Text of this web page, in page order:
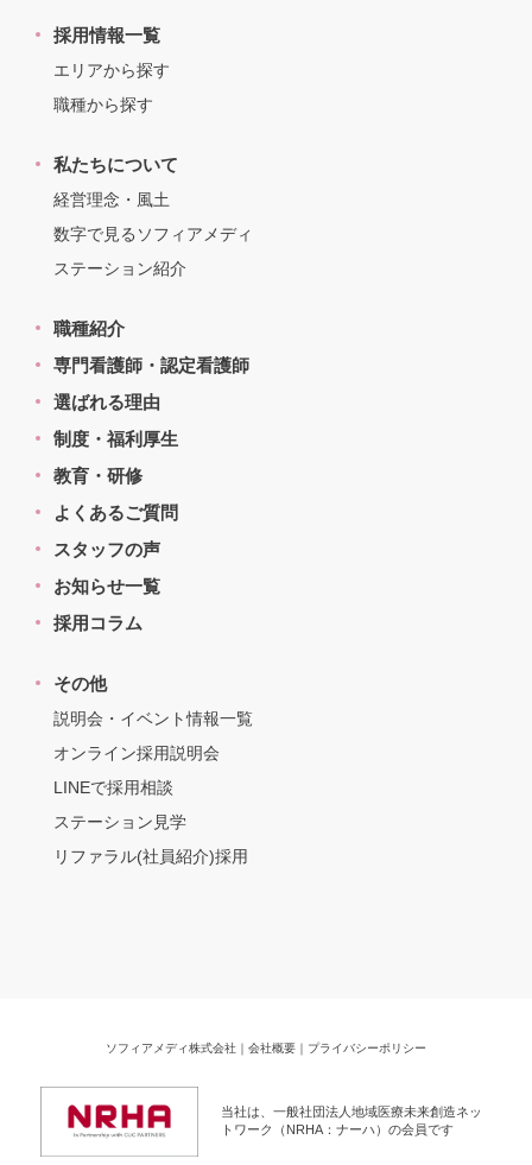
採用情報一覧
エリアから探す
職種から探す
私たちについて
経営理念・風土
数字で見るソフィアメディ
ステーション紹介
職種紹介
専門看護師・認定看護師
選ばれる理由
制度・福利厚生
教育・研修
よくあるご質問
スタッフの声
お知らせ一覧
採用コラム
その他
説明会・イベント情報一覧
オンライン採用説明会
LINEで採用相談
ステーション見学
リファラル(社員紹介)採用
ソフィアメディ株式会社 ｜ 会社概要 ｜ プライバシーポリシー
当社は、一般社団法人地域医療未来創造ネッ
トワーク（NRHA：ナーハ）の会員です